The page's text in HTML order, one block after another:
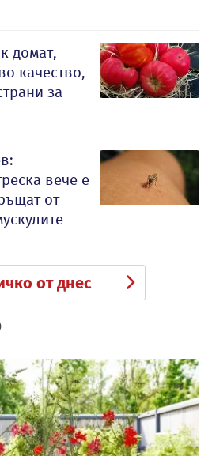
домат,
качество,
за
вече е
от
от днес